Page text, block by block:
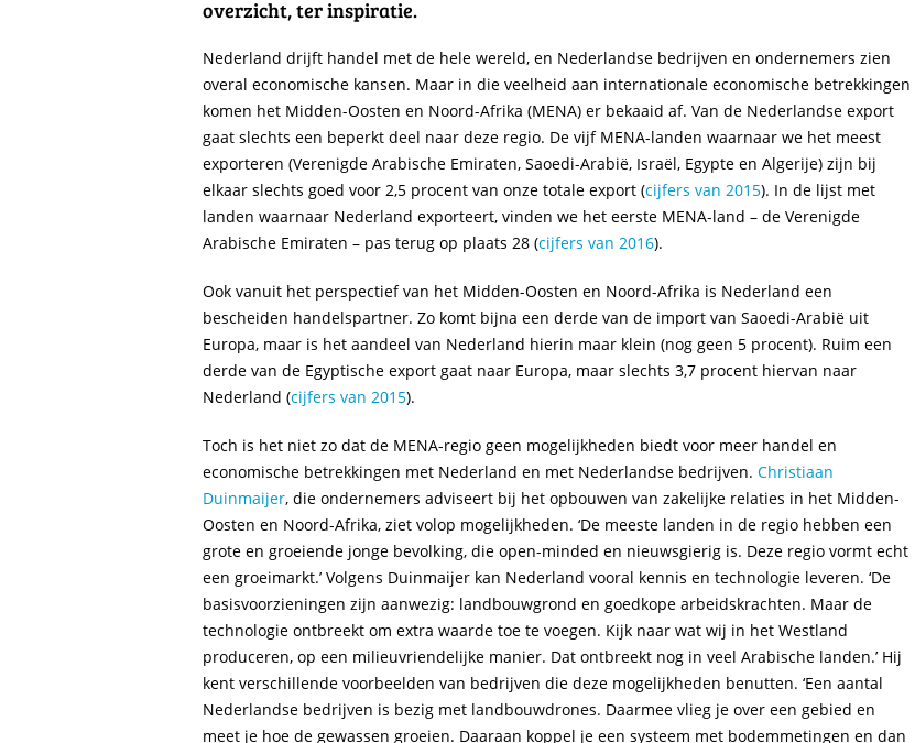
overzicht, ter inspiratie.
Nederland drijft handel met de hele wereld, en Nederlandse bedrijven en ondernemers zien
overal economische kansen. Maar in die veelheid aan internationale economische betrekkingen
komen het Midden-Oosten en Noord-Afrika (MENA) er bekaaid af. Van de Nederlandse export
gaat slechts een beperkt deel naar deze regio. De vijf MENA-landen waarnaar we het meest
exporteren (Verenigde Arabische Emiraten, Saoedi-Arabië, Israël, Egypte en Algerije) zijn bij
elkaar slechts goed voor 2,5 procent van onze totale export (cijfers van 2015). In de lijst met
landen waarnaar Nederland exporteert, vinden we het eerste MENA-land – de Verenigde
Arabische Emiraten – pas terug op plaats 28 (cijfers van 2016).
Ook vanuit het perspectief van het Midden-Oosten en Noord-Afrika is Nederland een
bescheiden handelspartner. Zo komt bijna een derde van de import van Saoedi-Arabië uit
Europa, maar is het aandeel van Nederland hierin maar klein (nog geen 5 procent). Ruim een
derde van de Egyptische export gaat naar Europa, maar slechts 3,7 procent hiervan naar
Nederland (cijfers van 2015).
Toch is het niet zo dat de MENA-regio geen mogelijkheden biedt voor meer handel en
economische betrekkingen met Nederland en met Nederlandse bedrijven. Christiaan
Duinmaijer, die ondernemers adviseert bij het opbouwen van zakelijke relaties in het Midden-
Oosten en Noord-Afrika, ziet volop mogelijkheden. ‘De meeste landen in de regio hebben een
grote en groeiende jonge bevolking, die open-minded en nieuwsgierig is. Deze regio vormt echt
een groeimarkt.’ Volgens Duinmaijer kan Nederland vooral kennis en technologie leveren. ‘De
basisvoorzieningen zijn aanwezig: landbouwgrond en goedkope arbeidskrachten. Maar de
technologie ontbreekt om extra waarde toe te voegen. Kijk naar wat wij in het Westland
produceren, op een milieuvriendelijke manier. Dat ontbreekt nog in veel Arabische landen.’ Hij
kent verschillende voorbeelden van bedrijven die deze mogelijkheden benutten. ‘Een aantal
Nederlandse bedrijven is bezig met landbouwdrones. Daarmee vlieg je over een gebied en
meet je hoe de gewassen groeien. Daaraan koppel je een systeem met bodemmetingen en dan